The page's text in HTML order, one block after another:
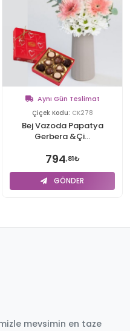
Aynı Gün Teslimat
Çiçek Kodu: CK278
Bej Vazoda Papatya
Gerbera &Çi...
794,81₺
GÖNDER
mevsimin en taze